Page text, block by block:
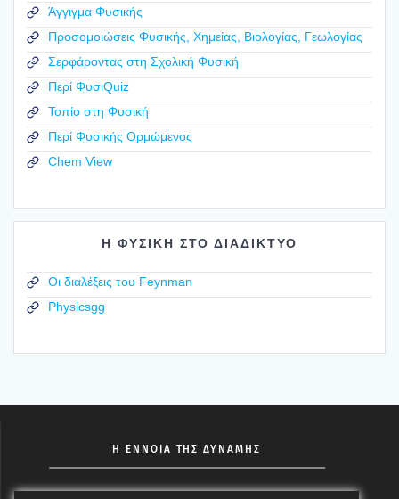
Άγγιγμα Φυσικής
Προσομοιώσεις Φυσικής, Χημείας, Βιολογίας, Γεωλογίας
Σερφάροντας στη Σχολική Φυσική
Περί ΦυσιQuiz
Τοπίο στη Φυσική
Περί Φυσικής Ορμώμενος
Chem View
Η ΦΥΣΙΚΗ ΣΤΟ ΔΙΑΔΙΚΤΥΟ
Οι διαλέξεις του Feynman
Physicsgg
Η ΕΝΝΟΙΑ ΤΗΣ ΔΥΝΑΜΗΣ